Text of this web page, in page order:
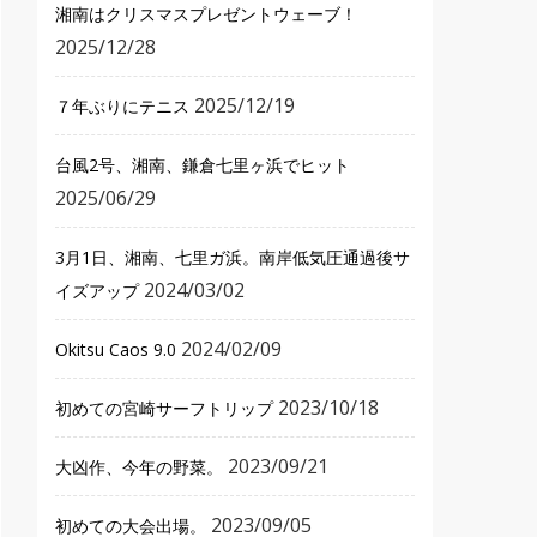
湘南はクリスマスプレゼントウェーブ！
2025/12/28
７年ぶりにテニス 2025/12/19
台風2号、湘南、鎌倉七里ヶ浜でヒット
2025/06/29
3月1日、湘南、七里ガ浜。南岸低気圧通過後サ
イズアップ 2024/03/02
Okitsu Caos 9.0 2024/02/09
初めての宮崎サーフトリップ 2023/10/18
大凶作、今年の野菜。 2023/09/21
初めての大会出場。 2023/09/05